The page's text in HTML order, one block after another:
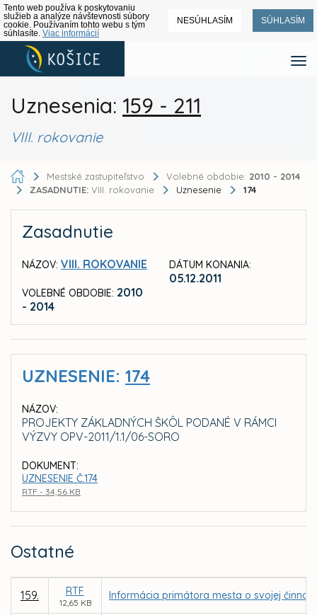
Tento web používa k poskytovaniu
služieb a analýze návštevnosti súbory
cookie. Používaním tohto webu s tým
súhlasíte. Viac informácií
NESÚHLASÍM SÚHLASÍM
Uznesenia: 159 - 211
VIII. rokovanie
Mestské zastupiteľstvo Volebné obdobie: 2010 - 2014
ZASADNUTIE: VIII. rokovanie Uznesenie 174
Zasadnutie
NÁZOV: VIII. ROKOVANIE
VOLEBNÉ OBDOBIE: 2010
- 2014
DÁTUM KONANIA:
05.12.2011
UZNESENIE: 174
NÁZOV:
PROJEKTY ZÁKLADNÝCH ŠKÔL PODANÉ V RÁMCI
VÝZVY OPV-2011/1.1/06-SORO
DOKUMENT:
UZNESENIE Č.174
RTF - 34,56 KB
Ostatné
159. RTF
12,65 KB
Informácia primátora mesta o svojej